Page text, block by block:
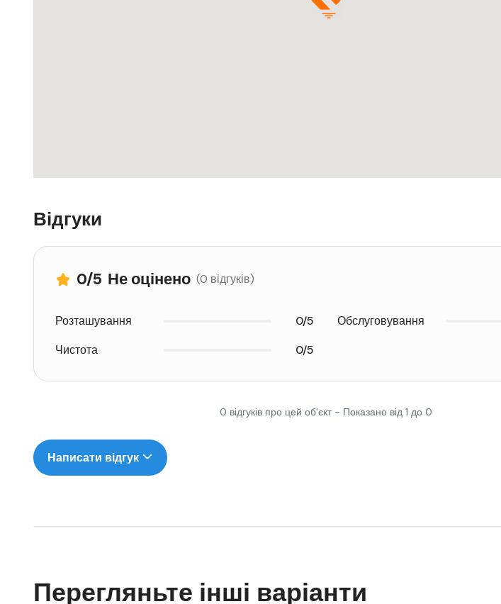
Відгуки
0/5 Не оцінено (0 відгуків)
Розташування 0/5 Обслуговування
Чистота
0/5
0 відгуків про цей об'єкт - Показано від 1 до 0
Написати відгук
Перегляньте інші варіанти